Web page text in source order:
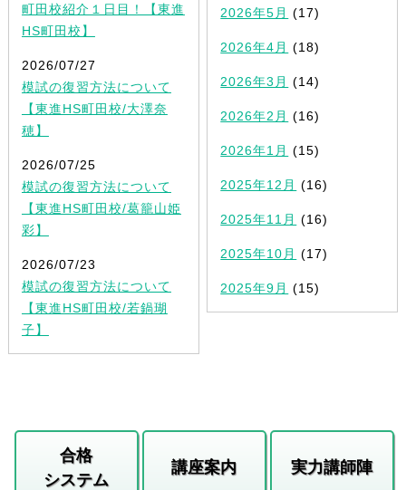
町田校紹介１日目！【東進
HS町田校】
2026/07/27
模試の復習方法について
【東進HS町田校/大澤奈
穂】
2026/07/25
模試の復習方法について
【東進HS町田校/葛籠山姫
彩】
2026/07/23
模試の復習方法について
【東進HS町田校/若鍋瑚
子】
2026年5月 (17)
2026年4月 (18)
2026年3月 (14)
2026年2月 (16)
2026年1月 (15)
2025年12月 (16)
2025年11月 (16)
2025年10月 (17)
2025年9月 (15)
合格
システム
講座案内 実力講師陣